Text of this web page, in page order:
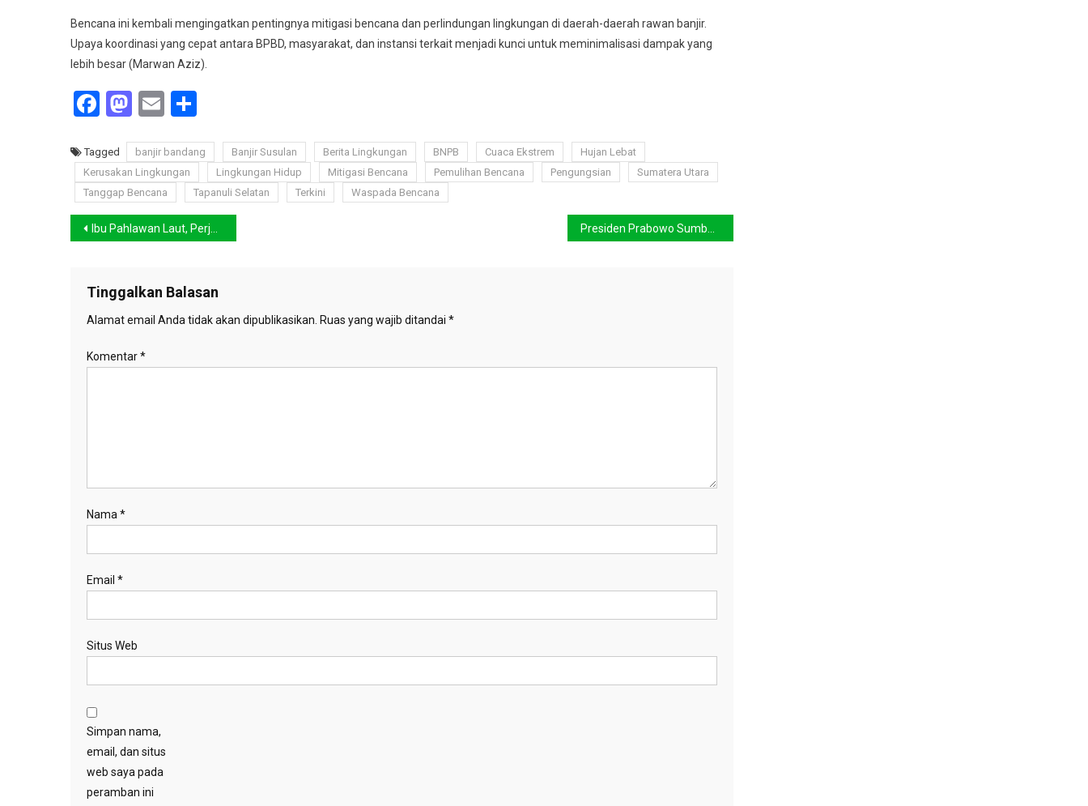
Bencana ini kembali mengingatkan pentingnya mitigasi bencana dan perlindungan lingkungan di daerah-daerah rawan banjir.
Upaya koordinasi yang cepat antara BPBD, masyarakat, dan instansi terkait menjadi kunci untuk meminimalisasi dampak yang
lebih besar (Marwan Aziz).
Facebook
Mastodon
Email
Tagged banjir bandang Banjir Susulan Berita Lingkungan BNPB Cuaca Ekstrem
Hujan Lebat
Kerusakan Lingkungan
Lingkungan Hidup Mitigasi Bencana Pemulihan Bencana Pengungsian
Sumatera Utara
Tanggap Bencana
Tapanuli Selatan Terkini Waspada Bencana
Navigasi
Ibu Pahlawan Laut, Perjuangan Paus Bungkuk Mengasuh Anak di Tengah Perubahan Iklim
Tinggalkan Balasan
Alamat email Anda tidak akan dipublikasikan. Ruas yang wajib ditandai *
Komentar*
Nama *
Email *
Situs Web
Simpan nama,
email, dan situs
web saya pada
peramban ini